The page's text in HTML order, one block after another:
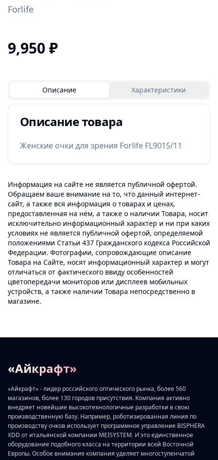
Forlife
9,950 ₽
Описание Характеристики
Описание товара
Женские очки для зрения Forlife FL9015/11
Информация на сайте не является публичной офертой.
Обращаем ваше внимание на то, что данный интернет-
сайт, а также вся информация о товарах и ценах,
предоставленная на нём, а также о наличии Товара, носит
исключительно информационный характер и ни при каких
условиях не является публичной офертой, определяемой
положениями Статьи 437 Гражданского кодекса Российской
Федерации. Фотографии, сопровождающие описание
Товара на Сайте, носят информационный характер и могут
отличаться от фактического ввиду особенностей
цветопередачи мониторов или дисплеев мобильных
устройств, а также наличии Товара непосредственно в
магазине.
«Айкрафт»
«Айкрафт» - лидер российского оптического рынка, более 560
магазинов, более 130 городов присутствия. Компания активно
внедряет новейшие высокотехнологичные разработки в свою
производственную базу. Например, роботизированная линия по
производству очков использует программное управление BISPHERA
XDD от итальянской компании MEISYSTEM. И это единственное
оборудование подобного класса на территории всей Восточной
Европы. Особое внимание компания уделяет многоступенчатой